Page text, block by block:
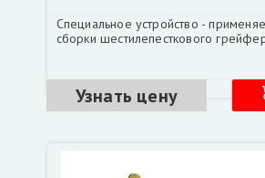
Специальное устройство -
сборки шестилепесткового
Узнать цену